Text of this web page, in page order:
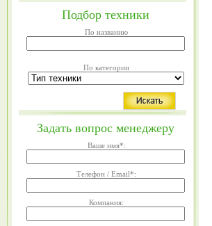
Подбор техники
По названию
По категории
Задать вопрос менеджеру
Ваше имя*:
Телефон / Email*:
Компания: